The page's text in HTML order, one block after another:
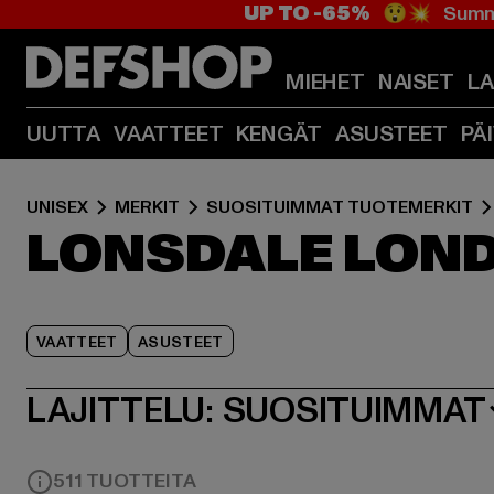
UP TO -65% 😲💥
MIEHET NAISET
UUTTA VAATTEET KENGÄT ASUSTEET
UNISEX MERKIT SUOSITUIMMAT TUOTEMERKIT
LONSDALE
VAATTEET ASUSTEET
LAJITTELU: SUOSITUIMMAT
511 TUOTTEITA